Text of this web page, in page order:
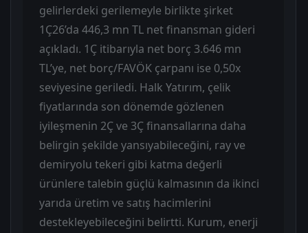
gelirlerdeki gerilemeyle birlikte şirket
1Ç26’da 446,3 mn TL net finansman gideri
açıkladı. 1Ç itibarıyla net borç 3.646 mn
TL’ye, net borç/FAVÖK çarpanı ise 0,50x
seviyesine geriledi. Halk Yatırım, çelik
fiyatlarında son dönemde gözlenen
iyileşmenin 2Ç ve 3Ç finansallarına daha
belirgin şekilde yansıyabileceğini, ray ve
demiryolu tekeri gibi katma değerli
ürünlere talebin güçlü kalmasının da ikinci
yarıda üretim ve satış hacimlerini
destekleyebileceğini belirtti. Kurum, enerji